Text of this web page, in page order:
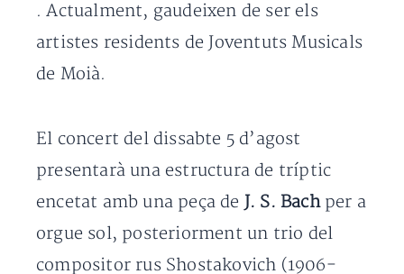
. Actualment, gaudeixen de ser els
artistes residents de Joventuts Musicals
de Moià.
El concert del dissabte 5 d’agost
presentarà una estructura de tríptic
encetat amb una peça de J. S. Bachper a
orgue sol, posteriorment un trio del
compositor rus Shostakovich (1906-